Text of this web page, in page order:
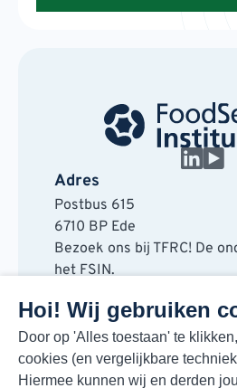
Hoi! Wij gebruiken
Door op 'Alles toestaan' te
cookies (en vergelijkbare
Hiermee kunnen wij en derden
Adres
Postbus 615
6710 BP Ede
Bezoek ons bij TFRC! De
het FSIN.
6717 LT Ede
Contact
088 730 48 00
info@fsin.nl